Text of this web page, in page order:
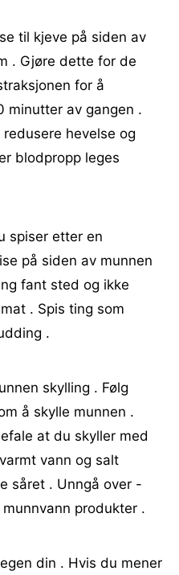
til kjeve på siden av
. Gjøre dette for de
for å
minutter av gangen .
hevelse og
blodpropp leges
spiser etter en
på siden av munnen
fant sted og ikke
. Spis ting som
.
skylling . Følg
å skylle munnen .
at du skyller med
vann og salt
såret . Unngå over -
produkter .
din . Hvis du mener